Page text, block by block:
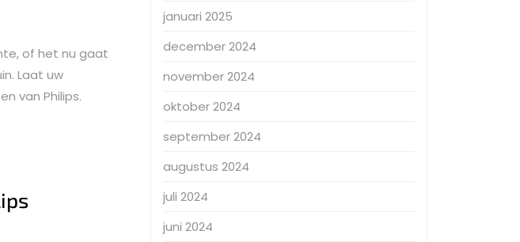
of het nu gaat
Laat uw
van Philips.
januari 2025
december 2024
november 2024
oktober 2024
september 2024
augustus 2024
juli 2024
juni 2024